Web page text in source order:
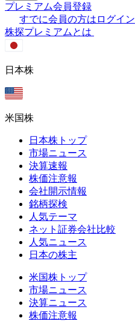
プレミアム会員登録
すでに会員の方はログイン
株探プレミアムとは
日本株
米国株
日本株トップ
市場ニュース
決算速報
株価注意報
会社開示情報
銘柄探検
人気テーマ
ネット証券会社比較
人気ニュース
日本の株主
米国株トップ
市場ニュース
決算ニュース
株価注意報